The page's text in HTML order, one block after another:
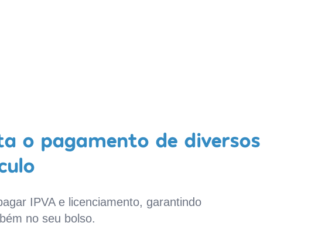
o pagamento de diversos
IPVA e licenciamento, garantindo
no seu bolso.